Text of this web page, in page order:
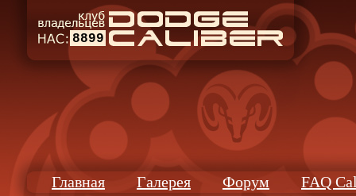
8899
Главная Галерея Форум FAQ